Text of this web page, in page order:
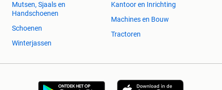
Mutsen, Sjaals en
Handschoenen
Schoenen
Winterjassen
Kantoor en Inrichting
Machines en Bouw
Tractoren